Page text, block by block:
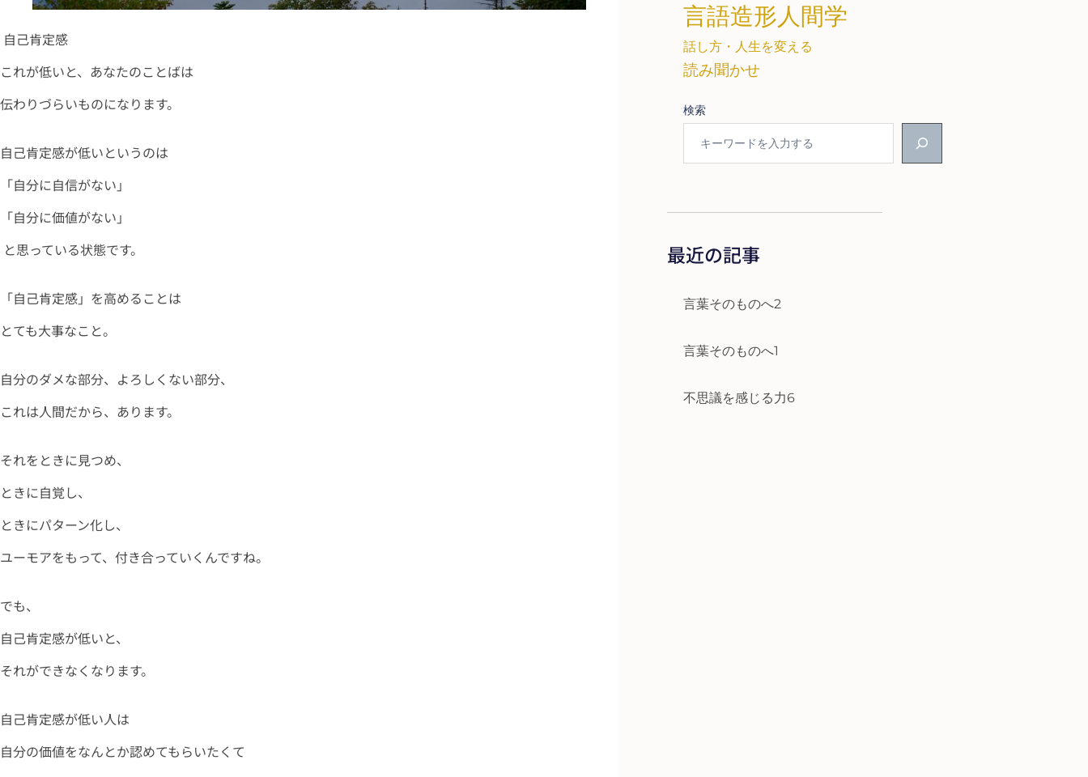
自己肯定感
これが低いと、あなたのことばは
伝わりづらいものになります。
自己肯定感が低いというのは
「自分に自信がない」
「自分に価値がない」
と思っている状態です。
「自己肯定感」を高めることは
とても大事なこと。
自分のダメな部分、よろしくない部分、
これは人間だから、あります。
それをときに見つめ、
ときに自覚し、
ときにパターン化し、
ユーモアをもって、付き合っていくんですね。
でも、
自己肯定感が低いと、
それができなくなります。
自己肯定感が低い人は
自分の価値をなんとか認めてもらいたくて
言語造形人間学
話し方・人生を変える
読み聞かせ
検索
最近の記事
言葉そのものへ2
言葉そのものへ1
不思議を感じる力6